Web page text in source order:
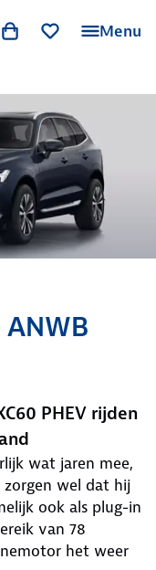
Menu
PHEV rijden
wat jaren mee,
wel dat hij
ook als plug-in
van 78
het weer